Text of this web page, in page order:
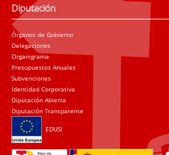
Diputación
Órganos de Gobierno
Delegaciones
Organigrama
Presupuestos Anuales
Subvenciones
Identidad Corporativa
Diputación Abierta
Diputación Transparente
EDUSI